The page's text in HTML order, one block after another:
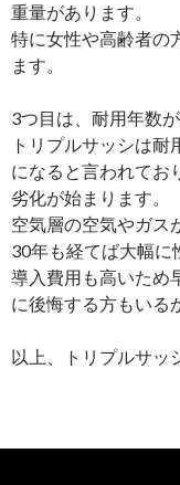
重量があります。
特に女性や高齢者の
ます。
3つ目は、耐用年数
トリプルサッシは
になると言われてお
劣化が始まります。
空気層の空気やガス
30年も経てば大幅に
導入費用も高いため
に後悔する方もいる
以上、トリプルサッ